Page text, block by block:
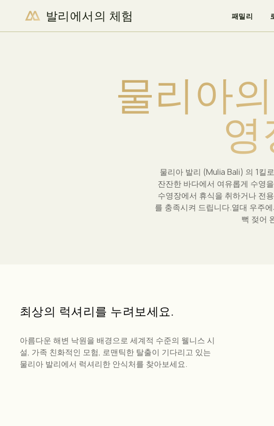
이용 가능 여부 확인
로맨스 스파 & 웰빙 부대시설 목적지
발리에서의 체험 패밀리
물리아의
영
물리아 발리 (Mulia Bali) 의 1킬
잔잔한 바다에서 여유롭게 수영
수영장에서 휴식을 취하거나 전
를 충족시켜 드립니다.열대 우주
뻑 젖어
최상의 럭셔리를 누려보세요.
아름다운 해변 낙원을 배경으로 세계적 수준의 웰니스 시
설, 가족 친화적인 모험, 로맨틱한 탈출이 기다리고 있는
물리아 발리에서 럭셔리한 안식처를 찾아보세요.